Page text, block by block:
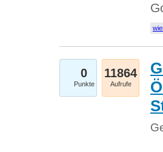
0
Punkte
11864
Aufrufe